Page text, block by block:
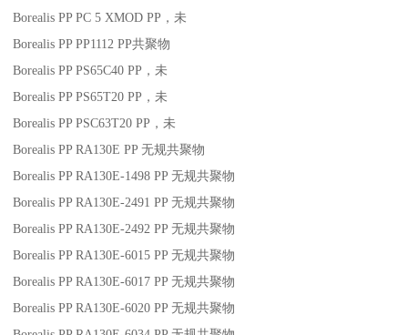
Borealis PP PC 5 XMOD PP ，未
Borealis PP PP1112 PP共聚物
Borealis PP PS65C40 PP ，未
Borealis PP PS65T20 PP ，未
Borealis PP PSC63T20 PP ，未
Borealis PP RA130E PP无规共聚物
Borealis PP RA130E-1498 PP无规共聚物
Borealis PP RA130E-2491 PP无规共聚物
Borealis PP RA130E-2492 PP无规共聚物
Borealis PP RA130E-6015 PP无规共聚物
Borealis PP RA130E-6017 PP无规共聚物
Borealis PP RA130E-6020 PP无规共聚物